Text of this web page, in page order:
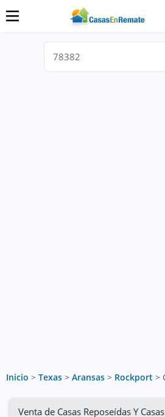
Inicio > Texas > Aransas > Rockport >
Venta de Casas Reposeídas Y